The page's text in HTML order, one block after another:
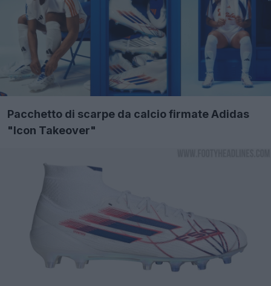
Pacchetto di scarpe da calcio firmate Adidas
"Icon Takeover"